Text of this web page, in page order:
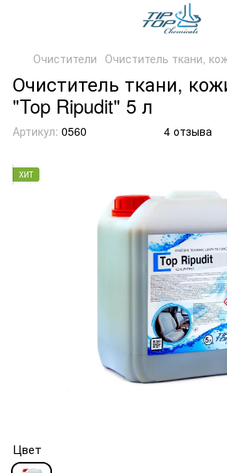
Очистители Очиститель ткани,
Очиститель ткани,
"Top Ripudit" 5 л
Артикул: 0560 4 отзыва
ХИТ
Цвет